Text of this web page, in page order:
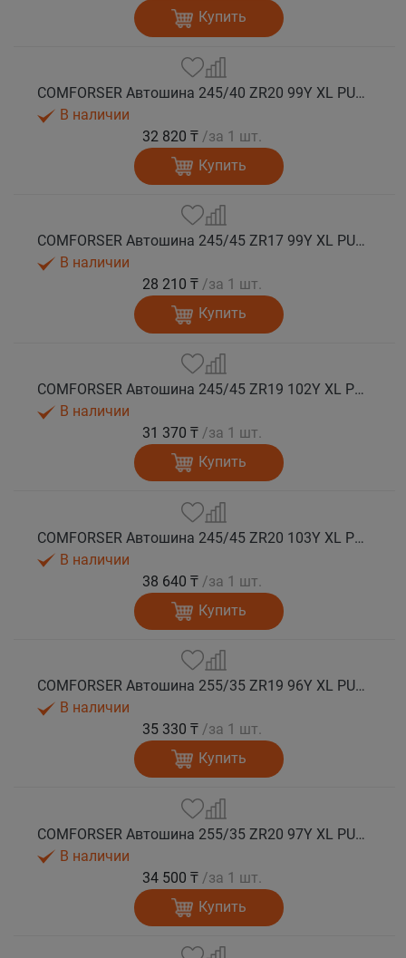
Купить
COMFORSER Автошина 245/40 ZR20 99Y XL PURESPEED лето
В наличии
32 820 ₸ /за 1 шт.
Купить
COMFORSER Автошина 245/45 ZR17 99Y XL PURESPEED лето
В наличии
28 210 ₸ /за 1 шт.
Купить
COMFORSER Автошина 245/45 ZR19 102Y XL PURESPEED лето
В наличии
31 370 ₸ /за 1 шт.
Купить
COMFORSER Автошина 245/45 ZR20 103Y XL PURESPEED лето
В наличии
38 640 ₸ /за 1 шт.
Купить
COMFORSER Автошина 255/35 ZR19 96Y XL PURESPEED лето
В наличии
35 330 ₸ /за 1 шт.
Купить
COMFORSER Автошина 255/35 ZR20 97Y XL PURESPEED лето
В наличии
34 500 ₸ /за 1 шт.
Купить